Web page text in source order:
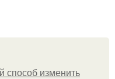
способ изменить